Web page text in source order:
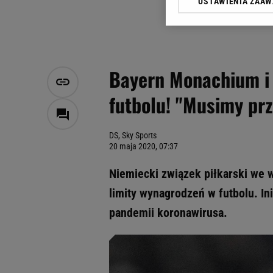
Bayern Monachium
futbolu! "Musimy
DS, Sky Sports
20 maja 2020, 07:37
Niemiecki związek piłkarski we
limity wynagrodzeń w futbolu.
pandemii koronawirusa.
Klikając „Akceptuję”
Zaufanych Partnerów i
My, nasi Zaufani
Użycie dokładnych
Przechowywanie